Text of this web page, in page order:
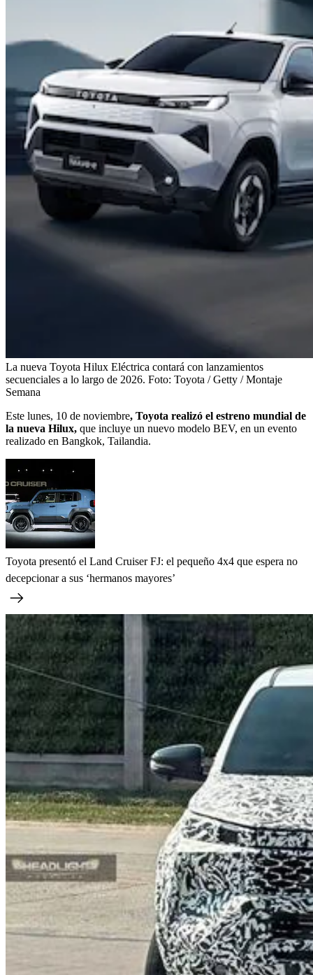
La nueva Toyota Hilux Eléctrica contará con lanzamientos
secuenciales a lo largo de 2026. Foto: Toyota / Getty / Montaje
Semana
Este lunes, 10 de noviembre, Toyota realizó el estreno mundial de
la nueva Hilux, que incluye un nuevo modelo BEV, en un evento
realizado en Bangkok, Tailandia.
Toyota presentó el Land Cruiser FJ: el pequeño 4x4 que espera no
decepcionar a sus ‘hermanos mayores’